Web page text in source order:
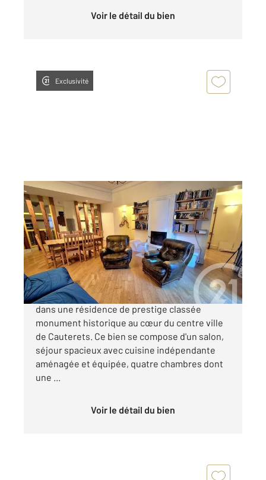
Voir le détail du bien
Exclusivité
CAUTERETS 65
128,02 m
2, 5 pièces
Ref : 2734
Appartement F5 à vendre
378 000 €
EXCEPTIONNEL appartement de type T5 situé
dans une résidence de prestige classée
monument historique au cœur du centre ville
de Cauterets. Ce bien se compose d'un salon,
séjour spacieux avec cuisine indépendante
aménagée et équipée, quatre chambres dont
une ...
Voir le détail du bien